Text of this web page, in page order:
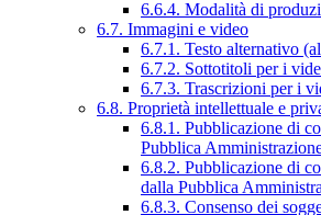
6.6.4. Modalità di
6.7. Immagini e video
6.7.1. Testo alternativo
6.7.2. Sottotitoli per i
6.7.3. Trascrizioni per i
6.8. Proprietà intellettuale e
6.8.1. Pubblicazione di
Pubblica
6.8.2. Pubblicazione di
dalla Pubblica
6.8.3. Consenso dei